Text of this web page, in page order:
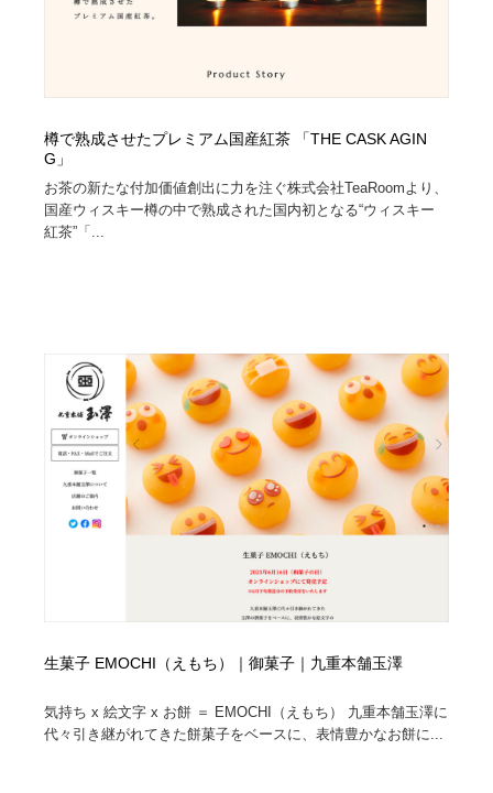
樽で熟成させたプレミアム国産紅茶 「THE CASK AGIN
G」
お茶の新たな付加価値創出に力を注ぐ株式会社TeaRoomより、
国産ウィスキー樽の中で熟成された国内初となる“ウィスキー
紅茶”「...
生菓子 EMOCHI（えもち）｜御菓子｜九重本舗玉澤
気持ち x 絵文字 x お餅 ＝ EMOCHI（えもち） 九重本舗玉澤に
代々引き継がれてきた餅菓子をベースに、表情豊かなお餅に...